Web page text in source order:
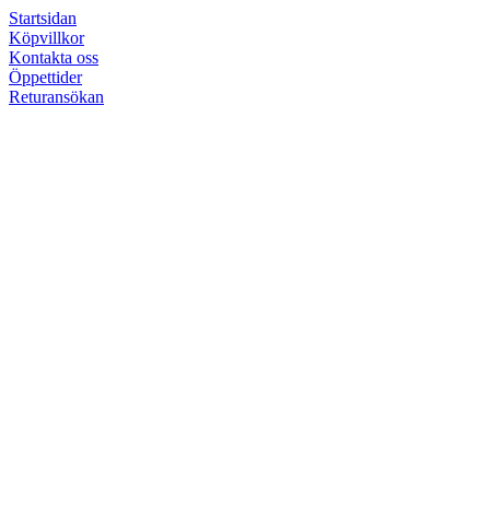
Startsidan
Köpvillkor
Kontakta oss
Öppettider
Returansökan